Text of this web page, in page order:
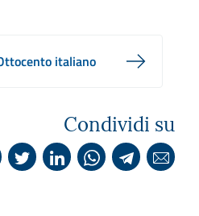
italiano
Condividi su